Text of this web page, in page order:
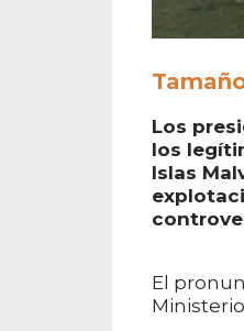
Los
los
Islas
El